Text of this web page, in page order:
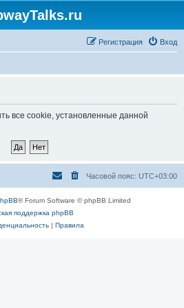
Вход
Регистрация
все cookie, установленные данной
Часовой пояс: UTC+03:00
® Forum Software © phpBB Limited
поддержка phpBB
| Правила